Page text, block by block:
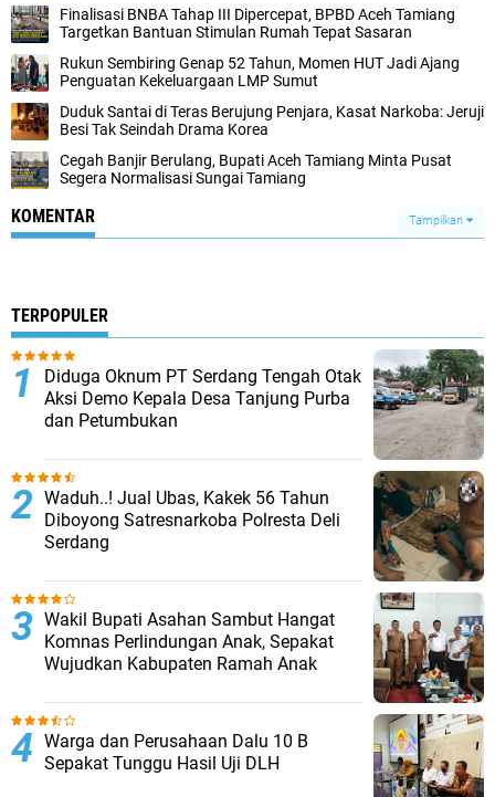
Finalisasi BNBA Tahap III Dipercepat, BPBD Aceh Tamiang
Targetkan Bantuan Stimulan Rumah Tepat Sasaran
Rukun Sembiring Genap 52 Tahun, Momen HUT Jadi Ajang
Penguatan Kekeluargaan LMP Sumut
Duduk Santai di Teras Berujung Penjara, Kasat Narkoba: Jeruji
Besi Tak Seindah Drama Korea
Cegah Banjir Berulang, Bupati Aceh Tamiang Minta Pusat
Segera Normalisasi Sungai Tamiang
KOMENTAR Tampilkan
TERPOPULER
Diduga Oknum PT Serdang Tengah Otak
Aksi Demo Kepala Desa Tanjung Purba
dan Petumbukan
Waduh..! Jual Ubas, Kakek 56 Tahun
Diboyong Satresnarkoba Polresta Deli
Serdang
Wakil Bupati Asahan Sambut Hangat
Komnas Perlindungan Anak, Sepakat
Wujudkan Kabupaten Ramah Anak
Warga dan Perusahaan Dalu 10 B
Sepakat Tunggu Hasil Uji DLH